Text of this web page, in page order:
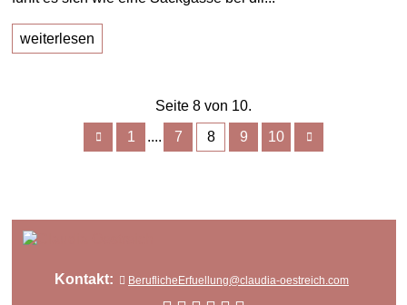
weiterlesen
Seite 8 von 10.
1
.... 7 8 9 10
Kontakt: BeruflicheErfuellung@claudia-oestreich.com